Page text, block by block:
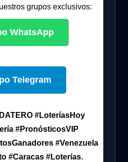
grupos exclusivos:
WhatsApp
Telegram
#LoteríasHoy
#PronósticosVIP
#Venezuela
#Caracas #Loterías.